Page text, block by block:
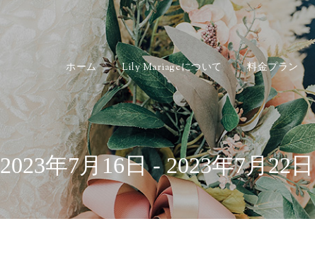
2023年7月16日 - 2023年7月22日
ホーム Lily Mariageについて 料金プラン